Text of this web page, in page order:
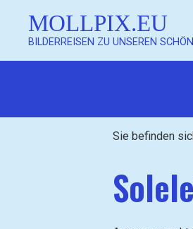
MOLLPIX.EU
BILDERREISEN ZU UNSEREN
Sie befinden